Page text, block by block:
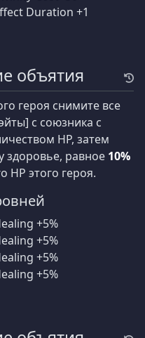
Duration +1
объятия
героя снимите все
с союзника с
HP, затем
здоровье, равное 10%
HP этого героя.
+5%
+5%
+5%
+5%